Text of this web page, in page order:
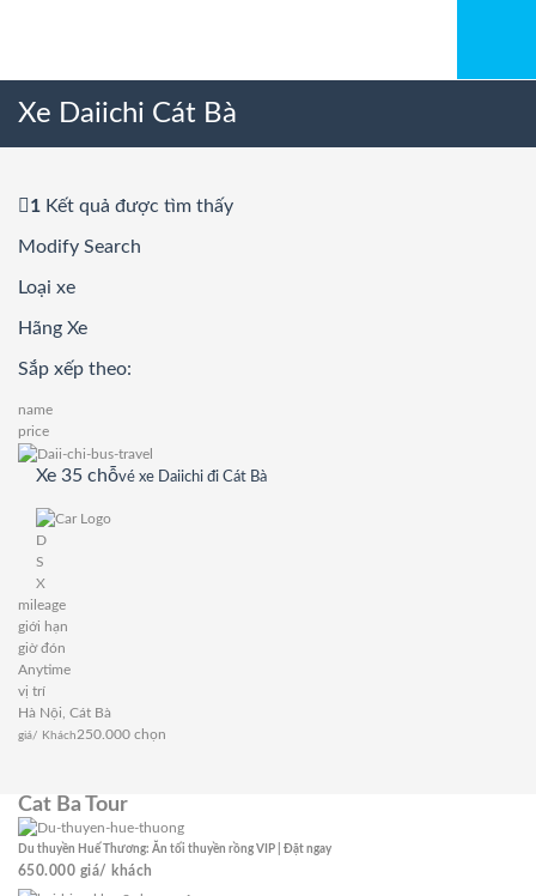
Xe Daiichi Cát Bà
1 Kết quả được tìm thấy
Modify Search
Loại xe
Hãng Xe
Sắp xếp theo:
name
price
Xe 35 chỗvé xe Daiichi đi Cát Bà
D
S
X
mileage
giới hạn
giờ đón
Anytime
vị trí
Hà Nội, Cát Bà
giá/ Khách 250.000 chọn
Cat Ba Tour
Du thuyền Huế Thương: Ăn tối thuyền rồng VIP | Đặt ngay
650.000 giá/ khách